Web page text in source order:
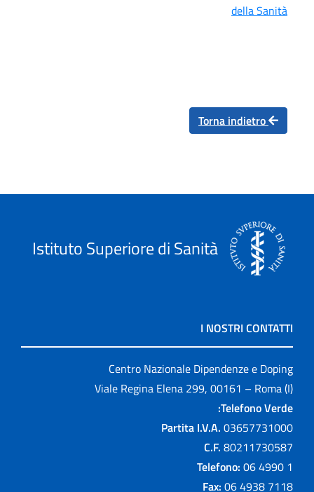
della Sanità
Istituto Superiore di Sanità
I NOSTRI CONTATTI
Centro Nazionale Dipendenze e Doping
Viale Regina Elena 299, 00161 – Roma (I)
Telefono Verde:
Partita I.V.A. 03657731000
C.F. 80211730587
Telefono: 06 4990 1
Fax: 06 4938 7118